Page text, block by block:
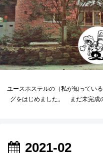
ユースホステルの（私が知ってい
グをはじめました。 まだ未完成
2021-02